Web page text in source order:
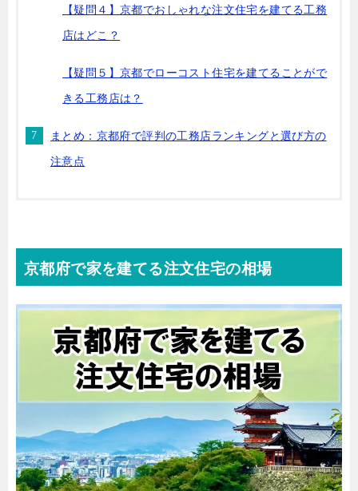
【疑問４】京都でおしゃれな注文住宅を建てる工務
店はどこ？
【疑問５】京都でローコスト住宅を建てることがで
きる工務店は？
まとめ：京都府で評判の工務店ランキングと選び方の
注意点
京都府で家を建てる注文住宅の相場